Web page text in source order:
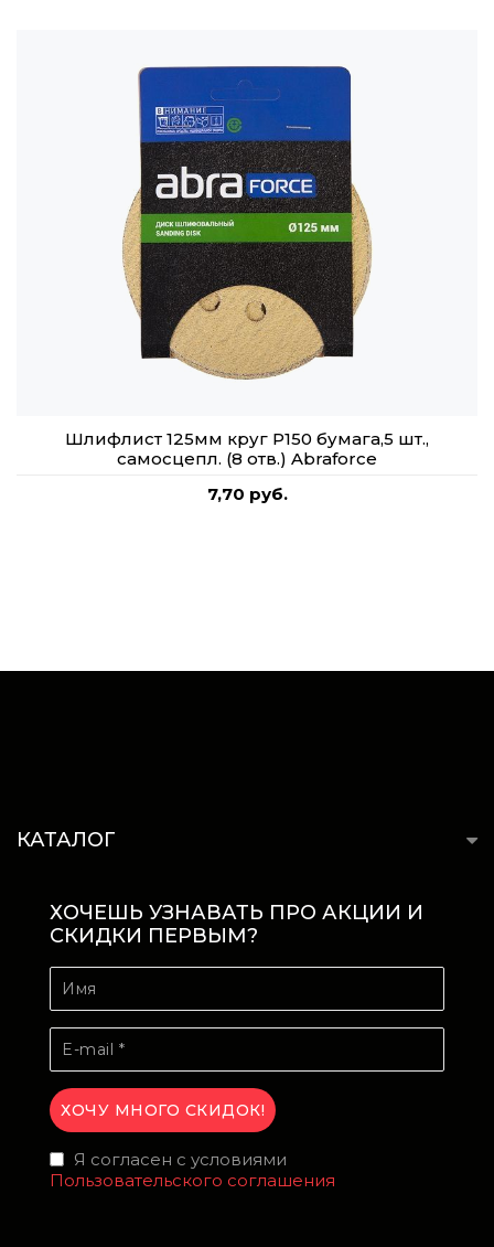
Шлифлист 125мм круг P150 бумага,5 шт.,
самосцепл. (8 отв.) Abraforce
7,70 руб.
КАТАЛОГ
ХОЧЕШЬ УЗНАВАТЬ ПРО АКЦИИ И
СКИДКИ ПЕРВЫМ?
Я согласен с условиями
Пользовательского соглашения